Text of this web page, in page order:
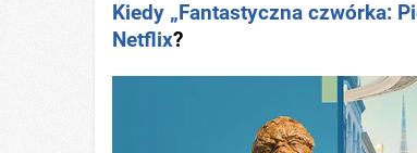
Kiedy „Fantastyczna czwórka:
Netflix?